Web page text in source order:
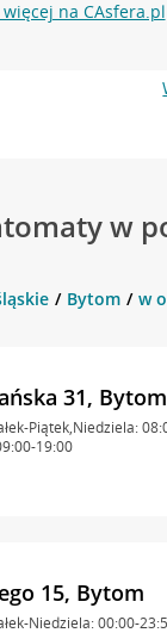
na CAsfera.pl
w
Bytom w
31, Bytom
Piątek,Niedziela:
19:00
15, Bytom
Niedziela: 00:00-